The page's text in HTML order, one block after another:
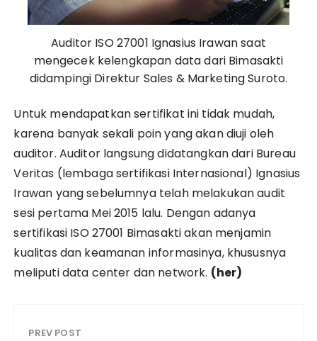
Auditor ISO 27001 Ignasius Irawan saat
mengecek kelengkapan data dari Bimasakti
didampingi Direktur Sales & Marketing Suroto.
Untuk mendapatkan sertifikat ini tidak mudah,
karena banyak sekali poin yang akan diuji oleh
auditor. Auditor langsung didatangkan dari Bureau
Veritas (lembaga sertifikasi Internasional) Ignasius
Irawan yang sebelumnya telah melakukan audit
sesi pertama Mei 2015 lalu. Dengan adanya
sertifikasi ISO 27001 Bimasakti akan menjamin
kualitas dan keamanan informasinya, khususnya
meliputi data center dan network. (her)
PREV POST